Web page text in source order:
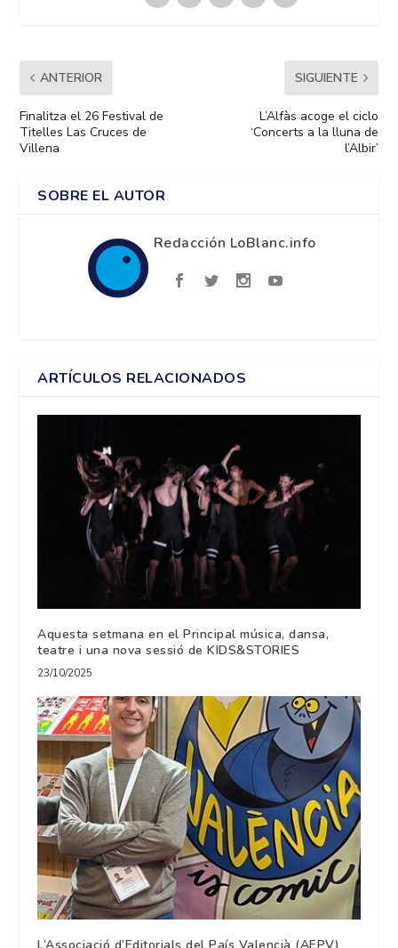
ANTERIOR
Finalitza el 26 Festival de
Titelles Las Cruces de
Villena
SIGUIENTE
L’Alfàs acoge el ciclo
‘Concerts a la lluna de
l’Albir’
SOBRE EL AUTOR
Redacción LoBlanc.info
ARTÍCULOS RELACIONADOS
Aquesta setmana en el Principal música, dansa,
teatre i una nova sessió de KIDS&STORIES
23/10/2025
L’Associació d’Editorials del País Valencià (AEPV)